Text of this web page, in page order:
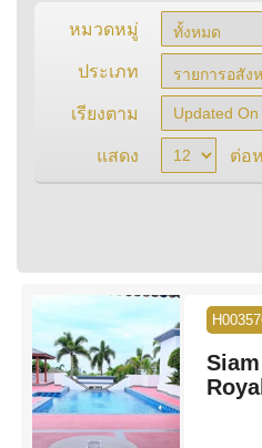
หมวดหมู่
ประเภท
เรียงตาม
แสดง ต่อ
Siam